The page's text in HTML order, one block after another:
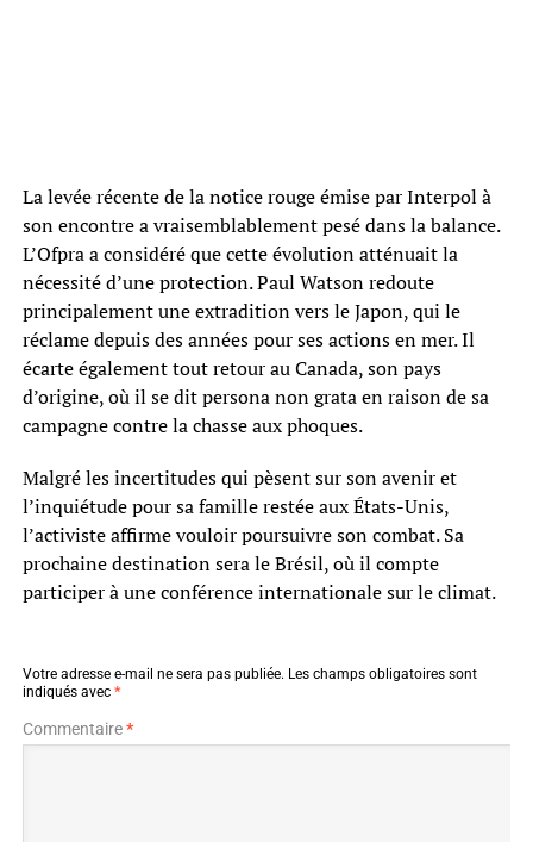
La levée récente de la notice rouge émise par Interpol à
son encontre a vraisemblablement pesé dans la balance.
L’Ofpra a considéré que cette évolution atténuait la
nécessité d’une protection. Paul Watson redoute
principalement une extradition vers le Japon, qui le
réclame depuis des années pour ses actions en mer. Il
écarte également tout retour au Canada, son pays
d’origine, où il se dit persona non grata en raison de sa
campagne contre la chasse aux phoques.
Malgré les incertitudes qui pèsent sur son avenir et
l’inquiétude pour sa famille restée aux États-Unis,
l’activiste affirme vouloir poursuivre son combat. Sa
prochaine destination sera le Brésil, où il compte
participer à une conférence internationale sur le climat.
Votre adresse e-mail ne sera pas publiée. Les champs obligatoires sont
indiqués avec *
Commentaire*